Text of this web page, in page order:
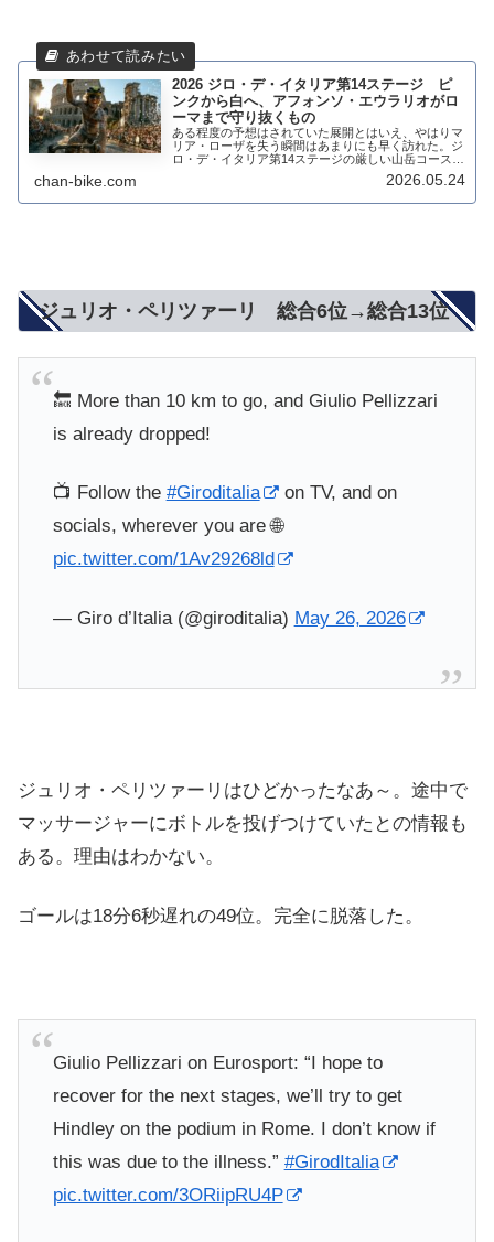
2026 ジロ・デ・イタリア第14ステージ ピ
ンクから白へ、アフォンソ・エウラリオがロ
ーマまで守り抜くもの
ある程度の予想はされていた展開とはいえ、やはりマ
リア・ローザを失う瞬間はあまりにも早く訪れた。ジ
ロ・デ・イタリア第14ステージの厳しい山岳コースを
終え、アフォンソ・エウラリオはついに首位の座を明
け渡すことに。しかし、悲観する要素ばかりではな...
chan-bike.com 2026.05.24
ジュリオ・ペリツァーリ 総合6位→総合13位
🔙 More than 10 km to go, and Giulio Pellizzari
is already dropped!
📺 Follow the #Giroditalia
on TV, and on
socials, wherever you are 🌐
pic.twitter.com/1Av29268ld
— Giro d’Italia (@giroditalia) May 26, 2026
ジュリオ・ペリツァーリはひどかったなあ～。途中で
マッサージャーにボトルを投げつけていたとの情報も
ある。理由はわかない。
ゴールは18分6秒遅れの49位。完全に脱落した。
Giulio Pellizzari on Eurosport: “I hope to
recover for the next stages, we’ll try to get
Hindley on the podium in Rome. I don’t know if
this was due to the illness.” #GirodItalia
pic.twitter.com/3ORiipRU4P